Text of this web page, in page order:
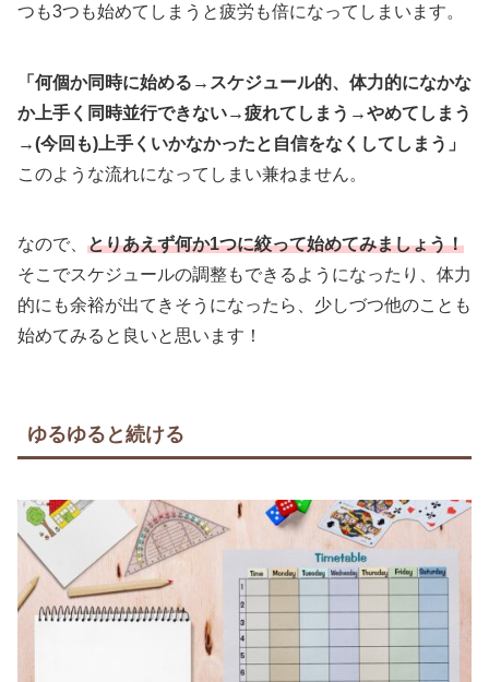
つも3つも始めてしまうと疲労も倍になってしまいます。
「何個か同時に始める→スケジュール的、体力的になかな
か上手く同時並行できない→疲れてしまう→やめてしまう
→(今回も)上手くいかなかったと自信をなくしてしまう」
このような流れになってしまい兼ねません。
なので、 とりあえず何か1つに絞って始めてみましょう！
そこでスケジュールの調整もできるようになったり、体力
的にも余裕が出てきそうになったら、少しづつ他のことも
始めてみると良いと思います！
ゆるゆると続ける